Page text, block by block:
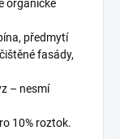
organické
předmytí
fasády,
– nesmí
10% roztok.